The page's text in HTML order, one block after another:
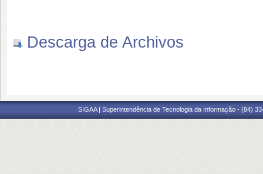
Descarga de Archivos
SIGAA | Superintendência de Tecnologia da Informação - (84)